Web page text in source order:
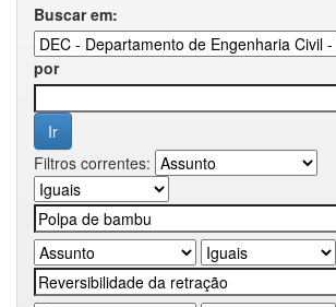
Buscar em:
por
Filtros correntes: